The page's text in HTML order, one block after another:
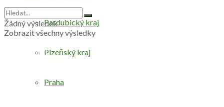
Pardubický kraj
Plzeňský kraj
Praha
Žádný výsledek
Zobrazit všechny výsledky